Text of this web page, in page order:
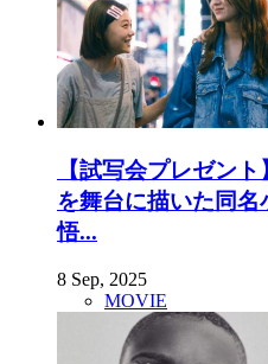
【試写会プレゼン
を舞台に描いた同
悟...
8 Sep, 2025
MOVIE